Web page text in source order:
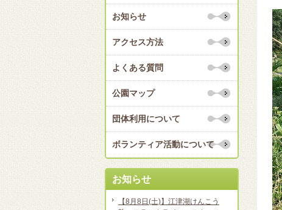
お知らせ
アクセス方法
よくある質問
公園マップ
団体利用について
ボランティア活動について
お知らせ
【8月8日(土)】江津湖けんこう